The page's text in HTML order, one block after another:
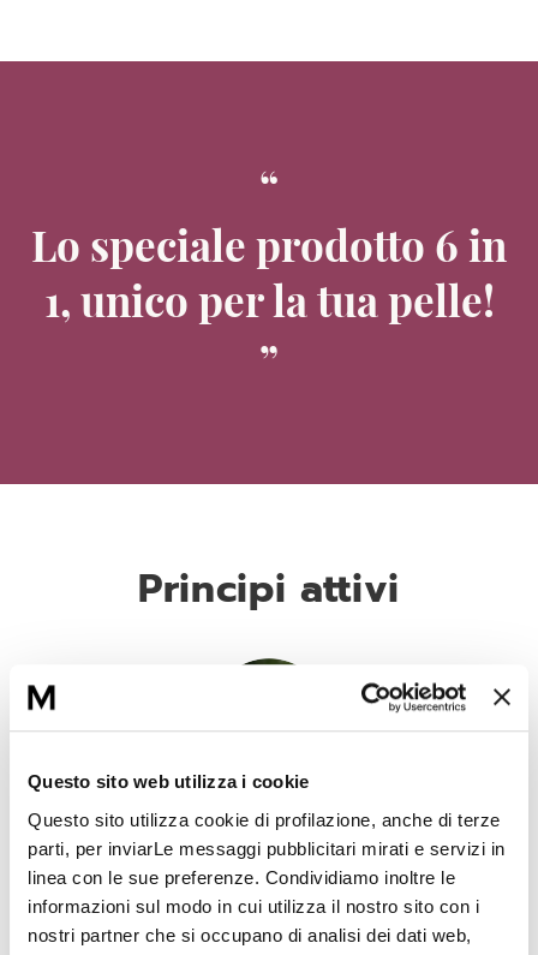
Questo sito web utilizza i cookie
Questo sito utilizza cookie di profilazione, anche di terze
parti, per inviarLe messaggi pubblicitari mirati e servizi in
linea con le sue preferenze. Condividiamo inoltre le
informazioni sul modo in cui utilizza il nostro sito con i
nostri partner che si occupano di analisi dei dati web,
Lo speciale prodotto 6 in
1, unico per la tua pelle!
Principi attivi
Alternativa botanica dell'acido ialuronico
Estratto di Cassia Angustifolia, contiene dei polisaccaridi che
presentano le stesse proprietà dell’acido ialuronico.